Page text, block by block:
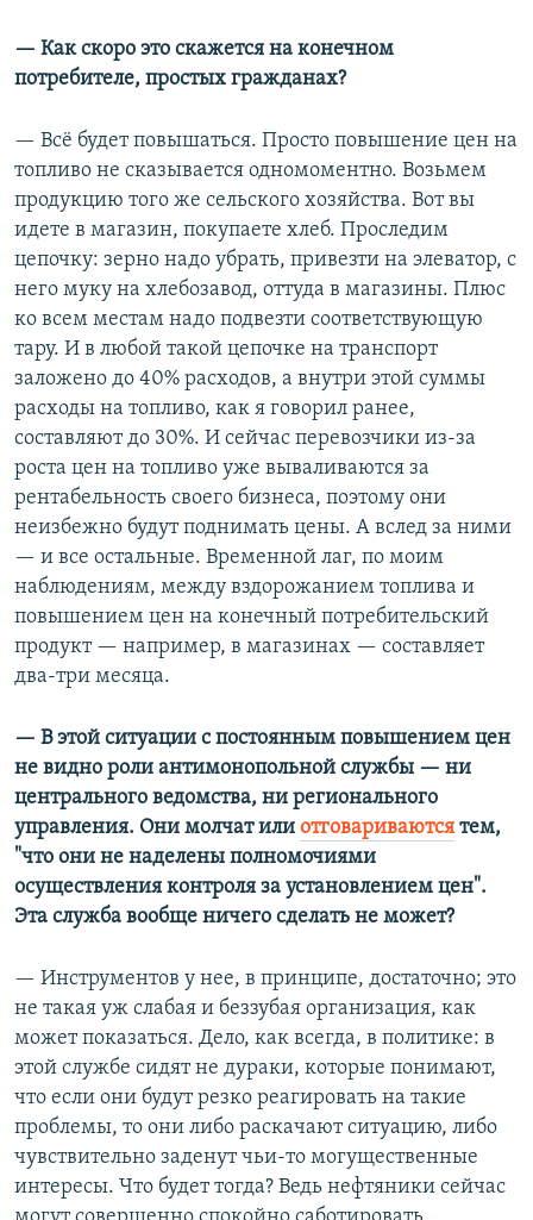
— Как скоро это скажется на конечном
потребителе, простых гражданах?
— Всё будет повышаться. Просто повышение цен на
топливо не сказывается одномоментно. Возьмем
продукцию того же сельского хозяйства. Вот вы
идете в магазин, покупаете хлеб. Проследим
цепочку: зерно надо убрать, привезти на элеватор, с
него муку на хлебозавод, оттуда в магазины. Плюс
ко всем местам надо подвезти соответствующую
тару. И в любой такой цепочке на транспорт
заложено до 40% расходов, а внутри этой суммы
расходы на топливо, как я говорил ранее,
составляют до 30%. И сейчас перевозчики из-за
роста цен на топливо уже вываливаются за
рентабельность своего бизнеса, поэтому они
неизбежно будут поднимать цены. А вслед за ними
— и все остальные. Временной лаг, по моим
наблюдениям, между вздорожанием топлива и
повышением цен на конечный потребительский
продукт — например, в магазинах — составляет
два-три месяца.
— В этой ситуации с постоянным повышением цен
не видно роли антимонопольной службы — ни
центрального ведомства, ни регионального
управления. Они молчат или отговариваются тем,
"что они не наделены полномочиями
осуществления контроля за установлением цен".
Эта служба вообще ничего сделать не может?
— Инструментов у нее, в принципе, достаточно; это
не такая уж слабая и беззубая организация, как
может показаться. Дело, как всегда, в политике: в
этой службе сидят не дураки, которые понимают,
что если они будут резко реагировать на такие
проблемы, то они либо раскачают ситуацию, либо
чувствительно заденут чьи-то могущественные
интересы. Что будет тогда? Ведь нефтяники сейчас